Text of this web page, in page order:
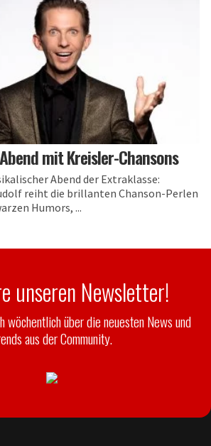
mit Kreisler-Chansons
Abend der Extraklasse:
reiht die brillanten Chanson-Perlen
Humors, ...
unseren Newsletter!
wöchentlich über die neuesten News und
aus der Community.